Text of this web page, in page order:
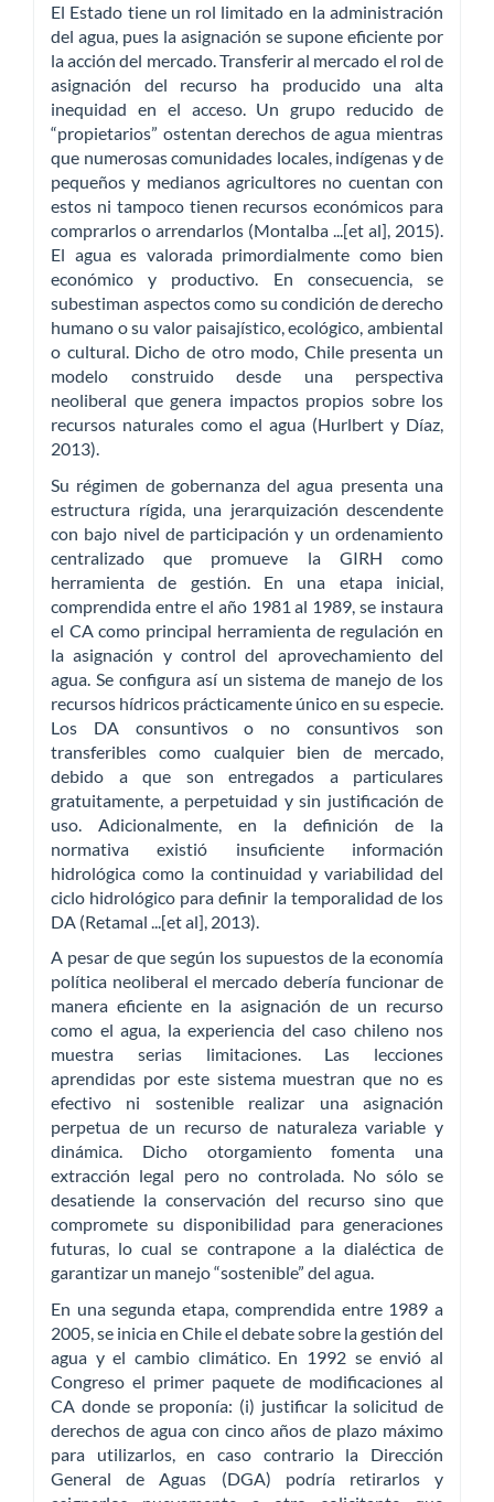
El Estado tiene un rol limitado en la administración
del agua, pues la asignación se supone eficiente por
la acción del mercado. Transferir al mercado el rol de
asignación del recurso ha producido una alta
inequidad en el acceso. Un grupo reducido de
“propietarios” ostentan derechos de agua mientras
que numerosas comunidades locales, indígenas y de
pequeños y medianos agricultores no cuentan con
estos ni tampoco tienen recursos económicos para
comprarlos o arrendarlos (Montalba ...[et al], 2015).
El agua es valorada primordialmente como bien
económico y productivo. En consecuencia, se
subestiman aspectos como su condición de derecho
humano o su valor paisajístico, ecológico, ambiental
o cultural. Dicho de otro modo, Chile presenta un
modelo construido desde una perspectiva
neoliberal que genera impactos propios sobre los
recursos naturales como el agua (Hurlbert y Díaz,
2013).
Su régimen de gobernanza del agua presenta una
estructura rígida, una jerarquización descendente
con bajo nivel de participación y un ordenamiento
centralizado que promueve la GIRH como
herramienta de gestión. En una etapa inicial,
comprendida entre el año 1981 al 1989, se instaura
el CA como principal herramienta de regulación en
la asignación y control del aprovechamiento del
agua. Se configura así un sistema de manejo de los
recursos hídricos prácticamente único en su especie.
Los DA consuntivos o no consuntivos son
transferibles como cualquier bien de mercado,
debido a que son entregados a particulares
gratuitamente, a perpetuidad y sin justificación de
uso. Adicionalmente, en la definición de la
normativa existió insuficiente información
hidrológica como la continuidad y variabilidad del
ciclo hidrológico para definir la temporalidad de los
DA (Retamal ...[et al], 2013).
A pesar de que según los supuestos de la economía
política neoliberal el mercado debería funcionar de
manera eficiente en la asignación de un recurso
como el agua, la experiencia del caso chileno nos
muestra serias limitaciones. Las lecciones
aprendidas por este sistema muestran que no es
efectivo ni sostenible realizar una asignación
perpetua de un recurso de naturaleza variable y
dinámica. Dicho otorgamiento fomenta una
extracción legal pero no controlada. No sólo se
desatiende la conservación del recurso sino que
compromete su disponibilidad para generaciones
futuras, lo cual se contrapone a la dialéctica de
garantizar un manejo “sostenible” del agua.
En una segunda etapa, comprendida entre 1989 a
2005, se inicia en Chile el debate sobre la gestión del
agua y el cambio climático. En 1992 se envió al
Congreso el primer paquete de modificaciones al
CA donde se proponía: (i) justificar la solicitud de
derechos de agua con cinco años de plazo máximo
para utilizarlos, en caso contrario la Dirección
General de Aguas (DGA) podría retirarlos y